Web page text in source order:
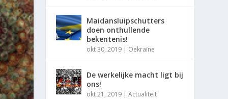
Maidansluipschutters
doen onthullende
bekentenis!
okt 30, 2019 | Oekraïne
De werkelijke macht ligt bij
ons!
okt 21, 2019 |Actualiteit